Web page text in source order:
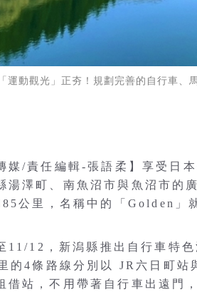
運動觀光」正夯！規劃完善的自行車
媒/責任編輯-張語柔】享受日
湯澤町、南魚沼市與魚沼市的
公里，名稱中的「Golden」
11/12，新潟縣推出自行車特
的4條路線分別以 JR六日町
借站，不用帶著自行車出遠門